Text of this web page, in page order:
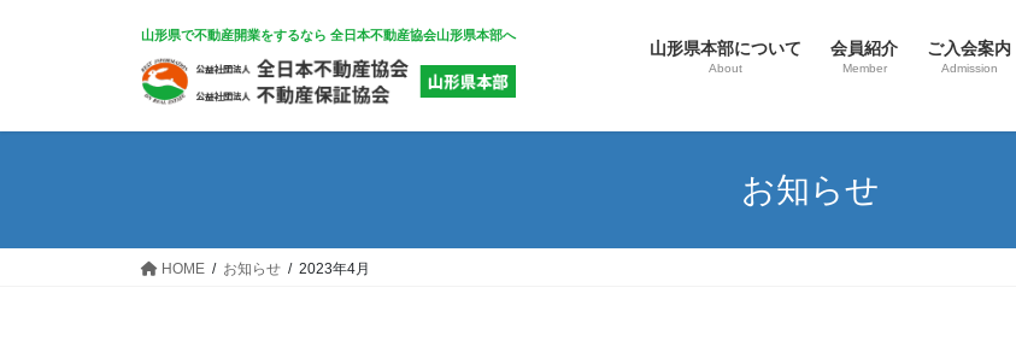
ツ
ッ
シ
移
山形県で不動産開業をするなら 全日本不動産協会山形県本部へ
山形県本部について
About
会員紹介
Member
ご入会案内
Admission
お知らせ
HOME お知らせ 2023年4月